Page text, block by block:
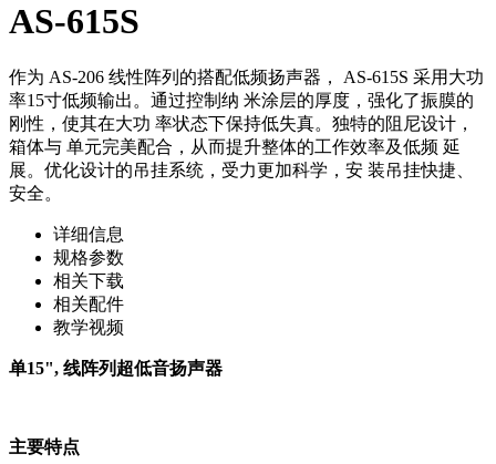
AS-615S
作为 AS-206 线性阵列的搭配低频扬声器， AS-615S 采用大功
率15寸低频输出。通过控制纳 米涂层的厚度，强化了振膜的
刚性，使其在大功 率状态下保持低失真。独特的阻尼设计，
箱体与 单元完美配合，从而提升整体的工作效率及低频 延
展。优化设计的吊挂系统，受力更加科学，安 装吊挂快捷、
安全。
详细信息
规格参数
相关下载
相关配件
教学视频
单15", 线阵列超低音扬声器
主要特点